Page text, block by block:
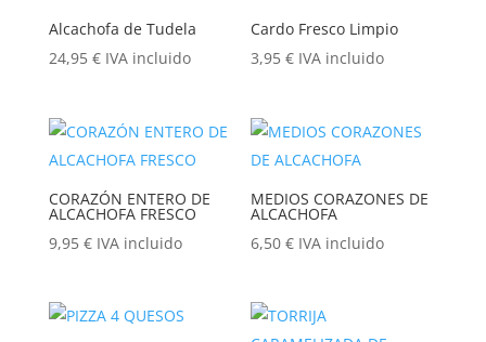
Alcachofa de Tudela
24,95 € IVA incluido
Cardo Fresco Limpio
3,95€ IVA incluido
CORAZÓN ENTERO DE
ALCACHOFA FRESCO
9,95 € IVA incluido
MEDIOS CORAZONES DE
ALCACHOFA
6,50€ IVA incluido